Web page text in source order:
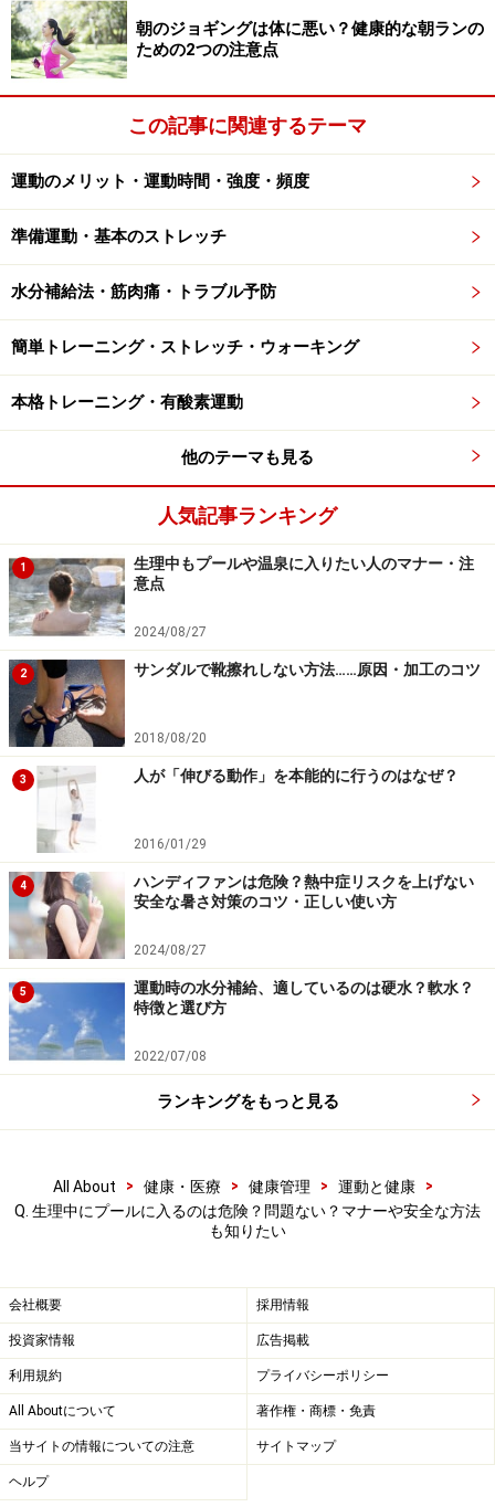
朝のジョギングは体に悪い？健康的な朝ランの
ための2つの注意点
この記事に関連するテーマ
運動のメリット・運動時間・強度・頻度
準備運動・基本のストレッチ
水分補給法・筋肉痛・トラブル予防
簡単トレーニング・ストレッチ・ウォーキング
本格トレーニング・有酸素運動
他のテーマも見る
人気記事ランキング
1
生理中もプールや温泉に入りたい人のマナー・注
意点
2024/08/27
2 サンダルで靴擦れしない方法……原因・加工のコツ
2018/08/20
3 人が「伸びる動作」を本能的に行うのはなぜ？
2016/01/29
4
ハンディファンは危険？熱中症リスクを上げない
安全な暑さ対策のコツ・正しい使い方
2024/08/27
5
運動時の水分補給、適しているのは硬水？軟水？
特徴と選び方
2022/07/08
ランキングをもっと見る
All About > 健康・医療 > 健康管理 > 運動と健康
>
Q. 生理中にプールに入るのは危険？問題ない？マナーや安全な方法
も知りたい
会社概要 採用情報
投資家情報 広告掲載
利用規約 プライバシーポリシー
All Aboutについて 著作権・商標・免責
当サイトの情報についての注意 サイトマップ
ヘルプ